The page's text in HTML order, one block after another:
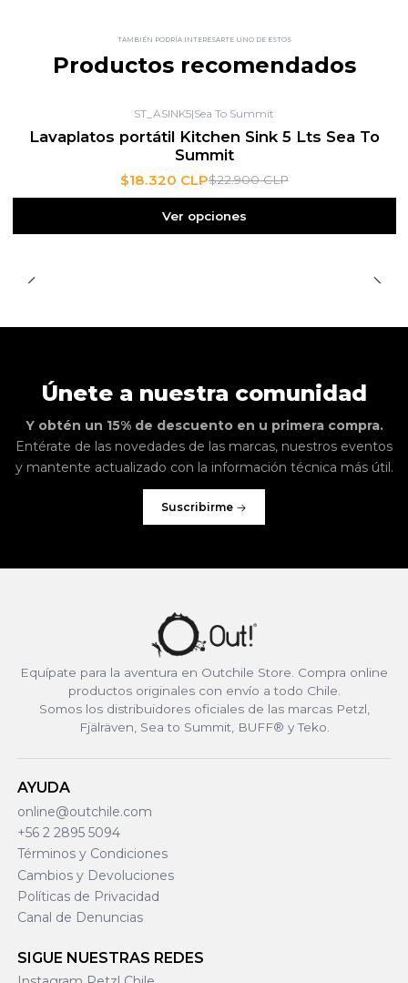
TAMBIÉN PODRÍA INTERESARTE UNO DE ESTOS
Productos recomendados
ST_ASINK5|Sea To Summit
Lavaplatos portátil Kitchen Sink 5 Lts Sea To
Summit
$18.320 CLP$22.900 CLP
Ver opciones
Únete a nuestra comunidad
Y obtén un 15% de descuento en u primera compra.
Entérate de las novedades de las marcas, nuestros eventos
y mantente actualizado con la información técnica más útil.
Suscribirme
Equípate para la aventura en Outchile Store. Compra online
productos originales con envío a todo Chile.
Somos los distribuidores oficiales de las marcas Petzl,
Fjälräven, Sea to Summit, BUFF® y Teko.
AYUDA
online@outchile.com
+56 2 2895 5094
Términos y Condiciones
Cambios y Devoluciones
Políticas de Privacidad
Canal de Denuncias
SIGUE NUESTRAS REDES